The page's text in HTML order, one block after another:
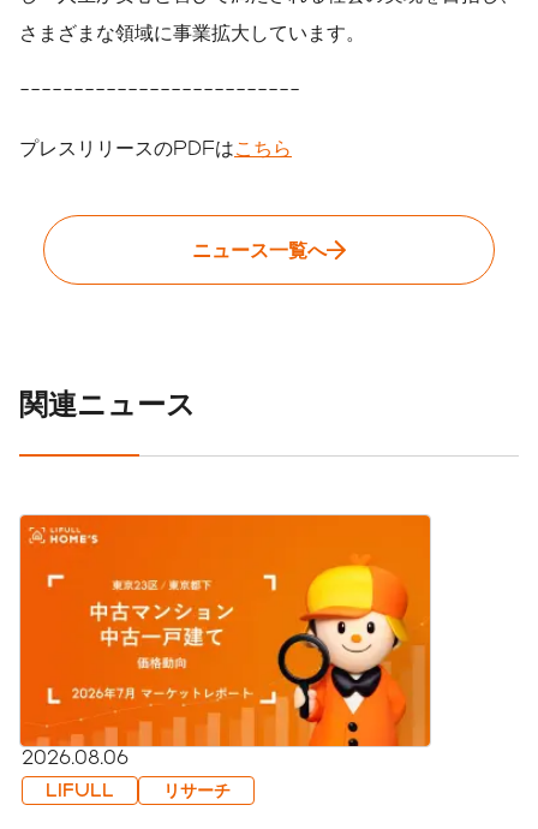
さまざまな領域に事業拡大しています。
--------------------------
プレスリリースのPDFはこちら
ニュース一覧へ
関連ニュース
2026.08.06
LIFULL リサーチ